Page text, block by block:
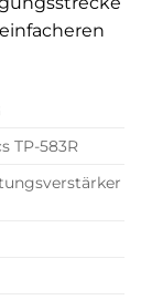
TP-583R